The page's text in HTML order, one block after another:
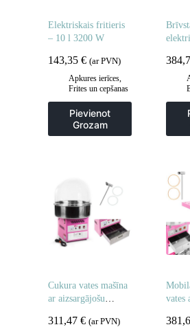
Elektriskais fritieris
– 10 l 3200 W
143,35 € (ar PVN)
Apkures ierīces,
Frites un cepšanas
Gastronomija
Regulējamas
cepšanas iekārtas
Pievienot
Grozam
Cukura vates mašīna
ar aizsargājošu
311,47 € (ar PVN)
vates